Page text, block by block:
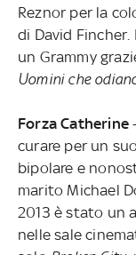
Reznor per la
di David
un Grammy
Uomini che
Forza Catherine
curare per un
bipolare e
marito Michael
2013 è stato un
nelle sale